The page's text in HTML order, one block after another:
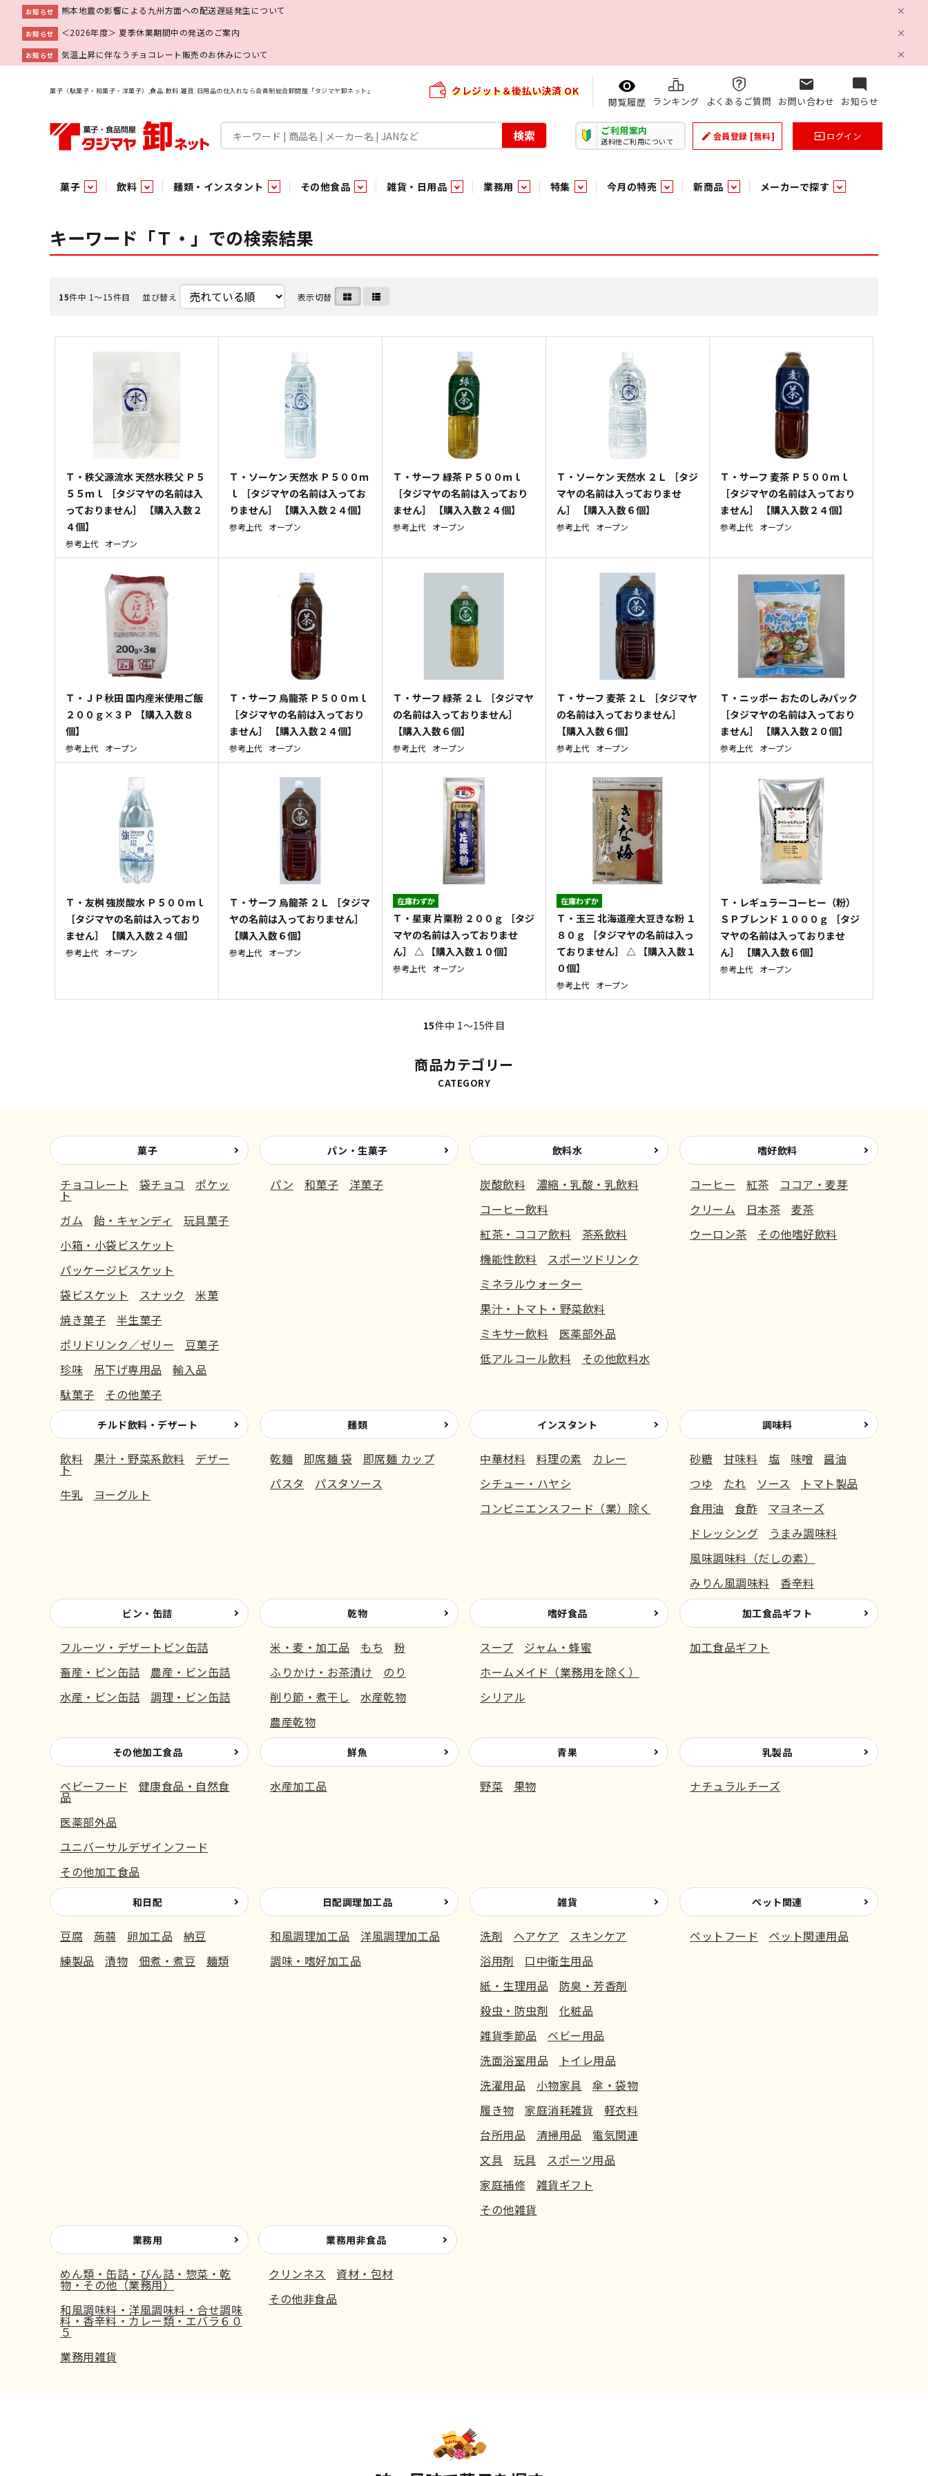
お知らせ 熊本地震の影響による九州方面への配送遅延発生について
お知らせ ＜2026年度＞ 夏季休業期間中の発送のご案内
お知らせ 気温上昇に伴なうチョコレート販売のお休みについて
菓子（駄菓子・和菓子・洋菓子）,食品.飲料.雑貨.日用品の仕入れなら会員制総合卸問屋「タジマヤ卸ネット」 クレジット＆後払い決済 OK
閲覧履歴 ランキング よくあるご質問
mail
お問い合わせ
mode_comment
お知らせ
検索 ご利用案内
送料他ご利用について create 会員登録 [無料] inputログイン
菓子
チョコレート 袋チョコ ポケット ガム 飴・キャンディ 玩具菓子 小箱・小袋ビスケット パッケージビスケット 袋ビスケット スナック
米菓
ポリドリンク／ゼリー
飲料
炭酸飲料 濃縮・乳酸・乳飲料 コーヒー飲料 紅茶・ココア飲料 茶系飲料 機能性飲料 スポーツドリンク ミネラルウォーター
果汁・トマト・野菜飲料
医薬部外品 低アルコール飲料
麺類・インスタント
乾麺 即席麺 袋 即席麺 カップ パスタ パスタソース
その他食品
砂糖 甘味料 塩 味噌 醤油 つゆ たれ ソース トマト製品 食用油 食酢 マヨネーズ ドレッシング うまみ調味料
風味調味料（だしの素）
雑貨・日用品
洗剤 ヘアケア スキンケア 浴用剤 口中衛生用品 紙・生理用品 防臭・芳香剤 殺虫・防虫剤 化粧品 雑貨季節品 ベビー用品
洗面浴室用品
小物家具 傘・袋物
雑貨ギフト
その他雑貨
すべての雑貨
業務用
めん類・缶詰・びん詰・惣菜・乾物・その他（業務用） 和風調味料・洋風調味料・合せ調味料・香辛料・カレー類・エバラ６０５ 業務用雑貨
特集
駄菓子特集 切って使える！つり下げ４連・5連菓子 エナジードリンク特集 東京のご当地お菓子 お酒に合う！おつまみ菓子・珍味
乾燥期の必需品！のど飴特集
当たり・占い付きのラッキーお菓子
タジマヤ オリジナル商品（PB）
今月の特売
調味料 インスタント ビン・缶詰 麺類 乾物 嗜好食品 嗜好飲料 飲料水 菓子 加工食品ギフト その他加工食品 パン・生菓子 みりん
鮮魚
雑貨 業務用非食品 業務用
新商品
調味料 インスタント ビン・缶詰 麺類 乾物 嗜好食品 嗜好飲料 飲料水 菓子 加工食品ギフト その他加工食品 パン・生菓子 みりん
鮮魚
雑貨 業務用非食品 業務用
メーカーで探す
あ い う え お
キーワード「Ｔ・」での検索結果
15件中 1〜15件目 並び替え 表示切替
Ｔ・秩父源流水 天然水秩父 Ｐ５
５５ｍｌ ［タジマヤの名前は入
っておりません］ 【購入入数２
４個】
参考上代 オープン
Ｔ・ソーケン 天然水 Ｐ５００ｍ
ｌ ［タジマヤの名前は入ってお
りません］ 【購入入数２４個】
参考上代 オープン
Ｔ・サーフ 緑茶 Ｐ５００ｍｌ
［タジマヤの名前は入っており
ません］ 【購入入数２４個】
参考上代 オープン
Ｔ・ソーケン 天然水 ２Ｌ ［タジ
マヤの名前は入っておりませ
ん］ 【購入入数６個】
参考上代 オープン
Ｔ・サーフ 麦茶 Ｐ５００ｍｌ
［タジマヤの名前は入っており
ません］ 【購入入数２４個】
参考上代 オープン
Ｔ・ＪＰ秋田 国内産米使用ご飯
２００ｇ×３Ｐ 【購入入数８
個】
参考上代 オープン
Ｔ・サーフ 烏龍茶 Ｐ５００ｍｌ
［タジマヤの名前は入っており
ません］ 【購入入数２４個】
参考上代 オープン
Ｔ・サーフ 緑茶 ２Ｌ ［タジマヤ
の名前は入っておりません］
【購入入数６個】
参考上代 オープン
Ｔ・サーフ 麦茶 ２Ｌ ［タジマヤ
の名前は入っておりません］
【購入入数６個】
参考上代 オープン
Ｔ・ニッポー おたのしみパック
［タジマヤの名前は入っており
ません］ 【購入入数２０個】
参考上代 オープン
Ｔ・友桝 強炭酸水 Ｐ５００ｍｌ
［タジマヤの名前は入っており
ません］ 【購入入数２４個】
参考上代 オープン
Ｔ・サーフ 烏龍茶 ２Ｌ ［タジマ
ヤの名前は入っておりません］
【購入入数６個】
参考上代 オープン
在庫わずか
Ｔ・星東 片栗粉 ２００ｇ ［タジ
マヤの名前は入っておりませ
ん］ △ 【購入入数１０個】
参考上代 オープン
在庫わずか
Ｔ・玉三 北海道産大豆きな粉 １
８０ｇ ［タジマヤの名前は入っ
ておりません］ △ 【購入入数１
０個】
参考上代 オープン
Ｔ・レギュラーコーヒー（粉）
ＳＰブレンド １０００ｇ ［タジ
マヤの名前は入っておりませ
ん］ 【購入入数６個】
参考上代 オープン
15件中 1〜15件目
商品カテゴリー
CATEGORY
菓子
チョコレート 袋チョコ ポケッ
ト
ガム
飴・キャンディ
玩具菓子
小箱・小袋ビスケット
パッケージビスケット
袋ビスケット
スナック
米菓
焼き菓子
半生菓子
ポリドリンク／ゼリー
豆菓子
珍味
吊下げ専用品
輸入品
駄菓子
その他菓子
パン・生菓子
パン 和菓子 洋菓子
飲料水
炭酸飲料
濃縮・乳酸・乳飲料
コーヒー飲料
紅茶・ココア飲料
茶系飲料
機能性飲料
スポーツドリンク
ミネラルウォーター
果汁・トマト・野菜飲料
ミキサー飲料
医薬部外品
低アルコール飲料
その他飲料水
嗜好飲料
コーヒー 紅茶
ココア・麦芽
クリーム
日本茶
麦茶
ウーロン茶
その他嗜好飲料
チルド飲料・デザート
飲料 果汁・野菜系飲料 デザー
ト
牛乳
ヨーグルト
麺類
乾麺 即席麺 袋
即席麺 カップ
パスタ
パスタソース
インスタント
中華材料 料理の素
カレー
シチュー・ハヤシ
コンビニエンスフード（業）除く
調味料
砂糖 甘味料 塩 味噌
醤油
つゆ
たれ ソース
トマト製品
食用油
食酢
マヨネーズ
ドレッシング
うまみ調味料
風味調味料（だしの素）
みりん風調味料
香辛料
ビン・缶詰
フルーツ・デザートビン缶詰
畜産・ビン缶詰
農産・ビン缶詰
水産・ビン缶詰
調理・ビン缶詰
乾物
米・麦・加工品 もち
粉
ふりかけ・お茶漬け
のり
削り節・煮干し
水産乾物
農産乾物
嗜好食品
スープ
ジャム・蜂蜜
ホームメイド（業務用を除く）
シリアル
加工食品ギフト
加工食品ギフト
その他加工食品
ベビーフード 健康食品・自然食
品
医薬部外品
ユニバーサルデザインフード
その他加工食品
鮮魚
水産加工品
青果
野菜 果物
乳製品
ナチュラルチーズ
和日配
豆腐 蒟蒻 卵加工品
納豆
練製品
漬物 佃煮・煮豆 麺類
日配調理加工品
和風調理加工品
洋風調理加工品
調味・嗜好加工品
雑貨
洗剤 ヘアケア
スキンケア
浴用剤
口中衛生用品
紙・生理用品
防臭・芳香剤
殺虫・防虫剤
化粧品
雑貨季節品
ベビー用品
洗面浴室用品
トイレ用品
洗濯用品
小物家具
傘・袋物
履き物
家庭消耗雑貨
軽衣料
台所用品
清掃用品
電気関連
文具
玩具
スポーツ用品
家庭補修
雑貨ギフト
その他雑貨
ペット関連
ペットフード ペット関連用品
業務用
めん類・缶詰・びん詰・惣菜・乾
物・その他（業務用）
和風調味料・洋風調味料・合せ調味
料・香辛料・カレー類・エバラ６０
５
業務用雑貨
業務用非食品
クリンネス
資材・包材
その他非食品